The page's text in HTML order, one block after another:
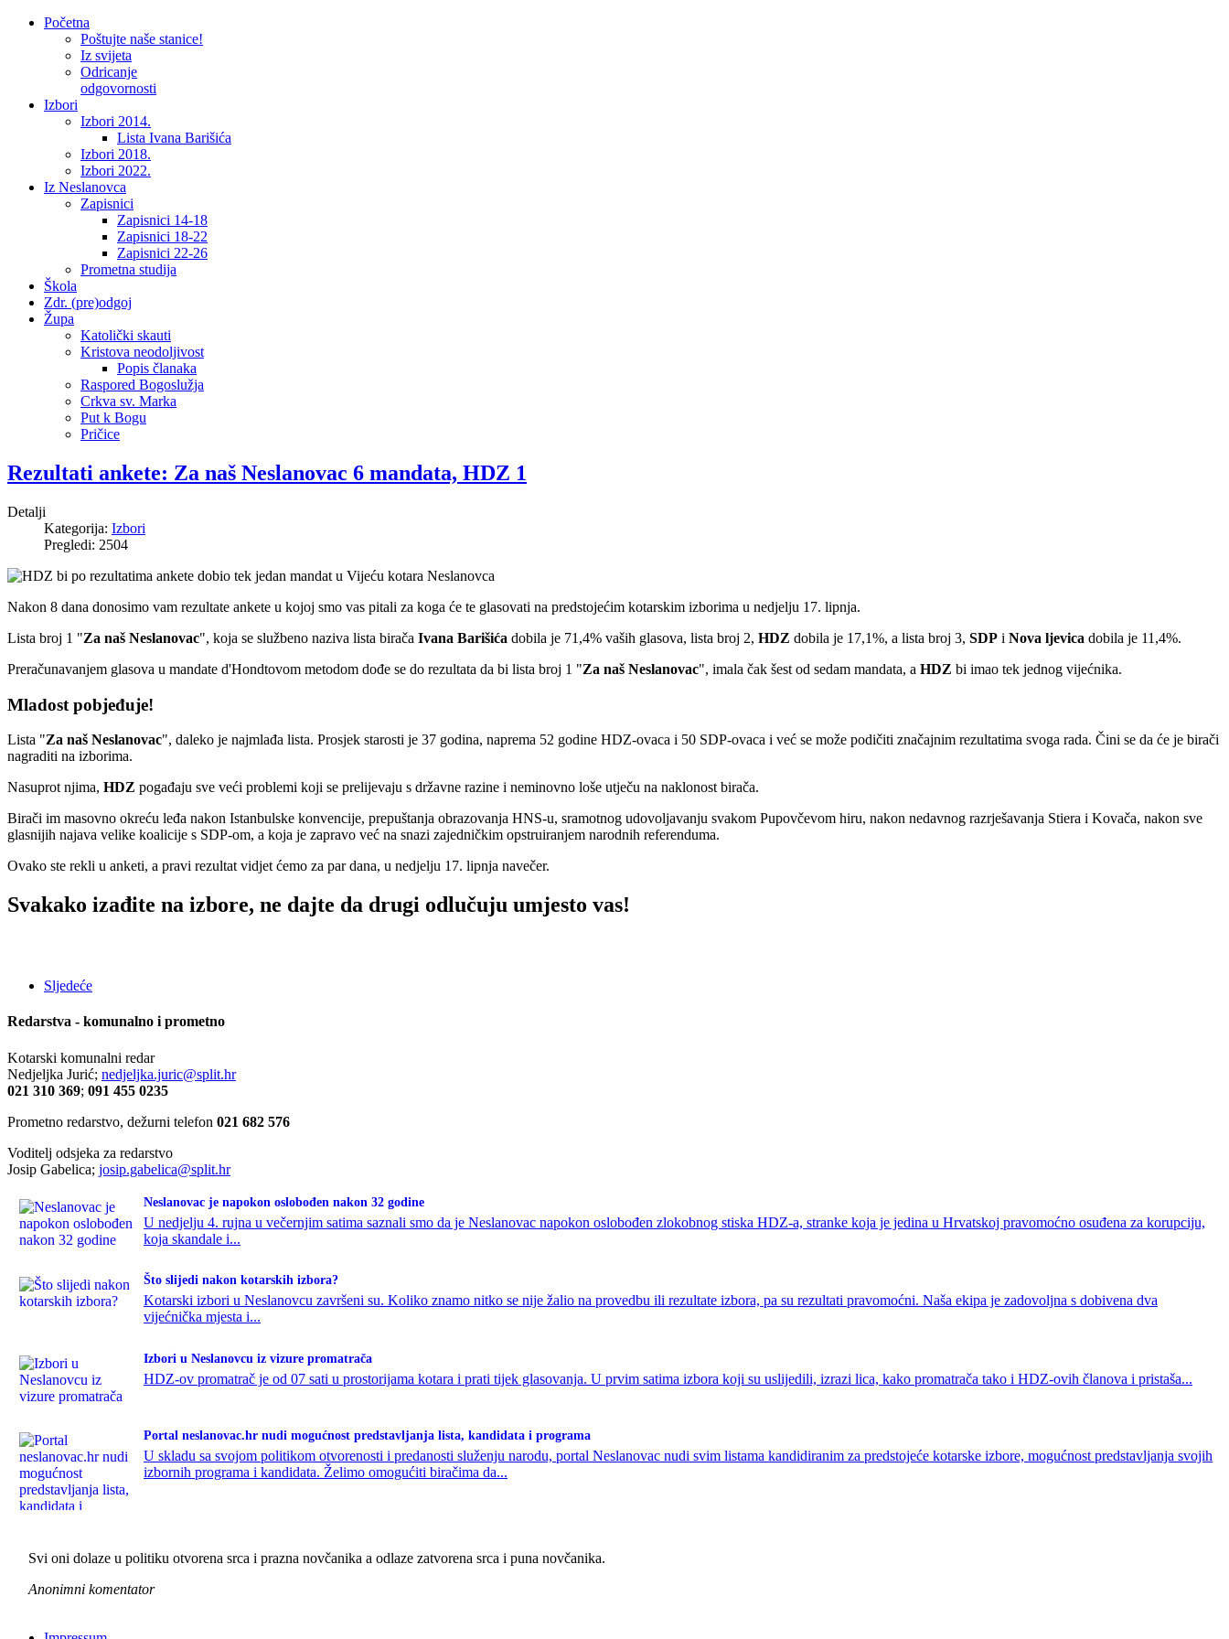
Početna
Poštujte naše stanice!
Iz svijeta
Odricanje
odgovornosti
Izbori
Izbori 2014.
Lista Ivana Barišića
Izbori 2018.
Izbori 2022.
Iz Neslanovca
Zapisnici
Zapisnici 14-18
Zapisnici 18-22
Zapisnici 22-26
Prometna studija
Škola
Zdr. (pre)odgoj
Župa
Katolički skauti
Kristova neodoljivost
Popis članaka
Raspored Bogoslužja
Crkva sv. Marka
Put k Bogu
Pričice
Rezultati ankete: Za naš Neslanovac 6 mandata, HDZ 1
Detalji
Kategorija: Izbori
Pregledi: 2504
Nakon 8 dana donosimo vam rezultate ankete u kojoj smo vas pitali za koga će te glasovati na predstojećim kotarskim izborima u nedjelju 17. lipnja.
Lista broj 1 "Za naš Neslanovac", koja se službeno naziva lista birača Ivana Barišića dobila je 71,4% vaših glasova, lista broj 2, HDZ dobila je 17,1%, a lista broj 3, SDP i Nova ljevica dobila je 11,4%.
Preračunavanjem glasova u mandate d'Hondtovom metodom dođe se do rezultata da bi lista broj 1 "Za naš Neslanovac", imala čak šest od sedam mandata, a HDZ bi imao tek jednog vijećnika.
Mladost pobjeđuje!
Lista "Za naš Neslanovac", daleko je najmlađa lista. Prosjek starosti je 37 godina, naprema 52 godine HDZ-ovaca i 50 SDP-ovaca i već se može podičiti značajnim rezultatima svoga rada. Čini se da će je birači
nagraditi na izborima.
Nasuprot njima, HDZ pogađaju sve veći problemi koji se prelijevaju s državne razine i neminovno loše utječu na naklonost birača.
Birači im masovno okreću leđa nakon Istanbulske konvencije, prepuštanja obrazovanja HNS-u, sramotnog udovoljavanju svakom Pupovčevom hiru, nakon nedavnog razrješavanja Stiera i Kovača, nakon sve
glasnijih najava velike koalicije s SDP-om, a koja je zapravo već na snazi zajedničkim opstruiranjem narodnih referenduma.
Ovako ste rekli u anketi, a pravi rezultat vidjet ćemo za par dana, u nedjelju 17. lipnja navečer.
Svakako izađite na izbore, ne dajte da drugi odlučuju umjesto vas!
Sljedeće
Redarstva - komunalno i prometno
Kotarski komunalni redar
Nedjeljka Jurić; nedjeljka.juric@split.hr
021 310 369; 091 455 0235
Prometno redarstvo, dežurni telefon 021 682 576
Voditelj odsjeka za redarstvo
Josip Gabelica; josip.gabelica@split.hr
Neslanovac je napokon oslobođen nakon 32 godine
U nedjelju 4. rujna u večernjim satima saznali smo da je Neslanovac napokon oslobođen zlokobnog stiska HDZ-a, stranke koja je jedina u Hrvatskoj pravomoćno osuđena za korupciju,
koja skandale i...
Što slijedi nakon kotarskih izbora?
Kotarski izbori u Neslanovcu završeni su. Koliko znamo nitko se nije žalio na provedbu ili rezultate izbora, pa su rezultati pravomoćni. Naša ekipa je zadovoljna s dobivena dva
vijećnička mjesta i...
Izbori u Neslanovcu iz vizure promatrača
HDZ-ov promatrač je od 07 sati u prostorijama kotara i prati tijek glasovanja. U prvim satima izbora koji su uslijedili, izrazi lica, kako promatrača tako i HDZ-ovih članova i pristaša...
Portal neslanovac.hr nudi mogućnost predstavljanja lista, kandidata i programa
U skladu sa svojom politikom otvorenosti i predanosti služenju narodu, portal Neslanovac nudi svim listama kandidiranim za predstojeće kotarske izbore, mogućnost predstavljanja svojih
izbornih programa i kandidata. Želimo omogućiti biračima da...
Svi oni dolaze u politiku otvorena srca i prazna novčanika a odlaze zatvorena srca i puna novčanika.
Anonimni komentator